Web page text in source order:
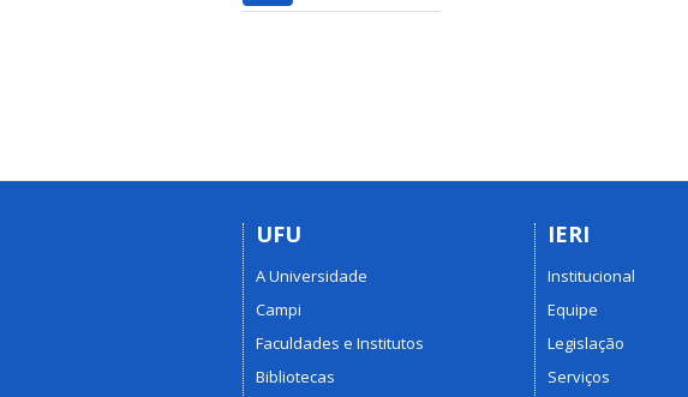
UFU
A Universidade
Campi
Faculdades e Institutos
Bibliotecas
IERI
Institucional
Equipe
Legislação
Serviços